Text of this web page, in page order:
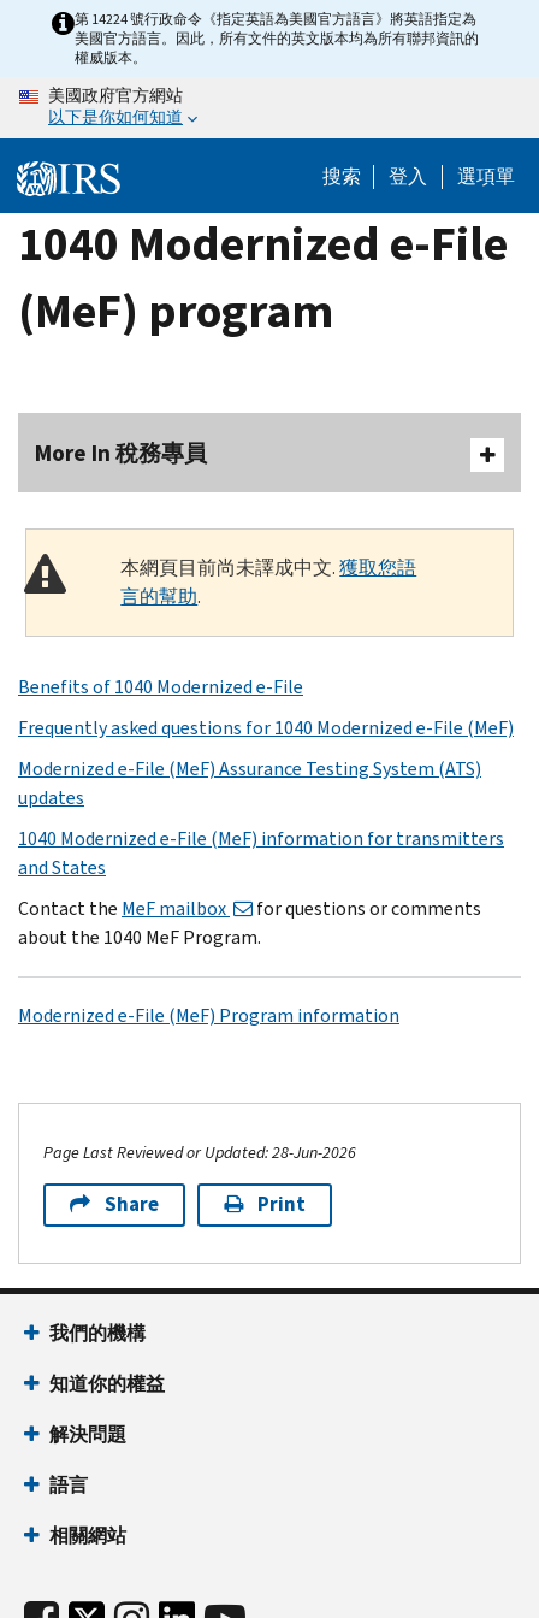
content
第 14224 號行政命令《指定英語為美國官方語言》將英語指定為
美國官方語言。因此，所有文件的英文版本均為所有聯邦資訊的
權威版本。
美國政府官方網站
以下是你如何知道
搜索 登入 選項單
1040 Modernized e-File
(MeF) program
More In 稅務專員
本網頁目前尚未譯成中文.獲取您語
言的幫助.
Benefits of 1040 Modernized e-File
Frequently asked questions for 1040 Modernized e-File (MeF)
Modernized e-File (MeF) Assurance Testing System (ATS)
updates
1040 Modernized e-File (MeF) information for transmitters
and States
Contact the MeF mailbox
for questions or comments
about the 1040 MeF Program.
Modernized e-File (MeF) Program information
Page Last Reviewed or Updated: 28-Jun-2026
Share Print
我們的機構
知道你的權益
解決問題
語言
相關網站